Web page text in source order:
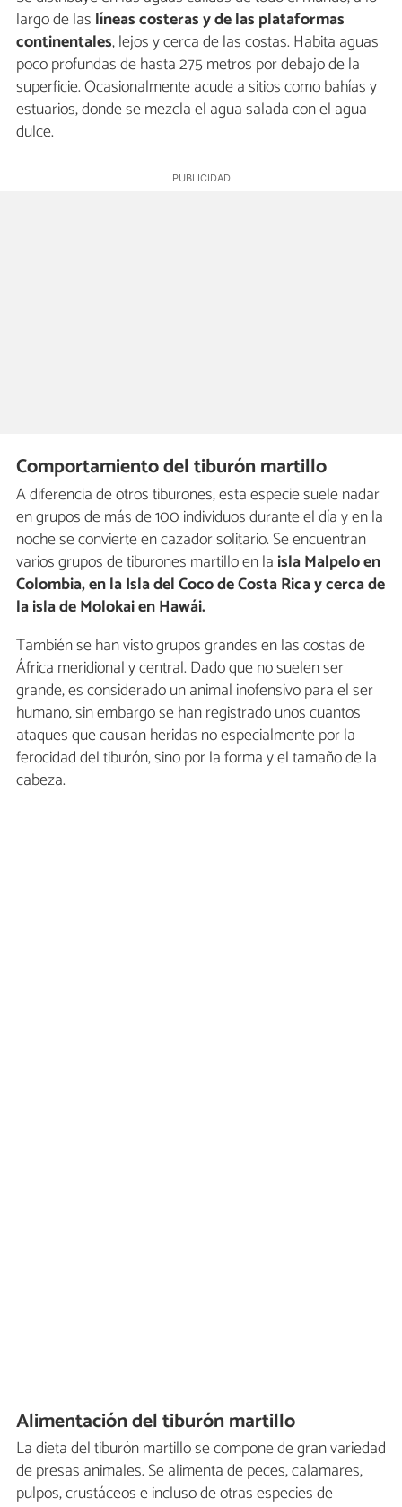
largo de las líneas costeras y de las plataformas
continentales, lejos y cerca de las costas. Habita aguas
poco profundas de hasta 275 metros por debajo de la
superficie. Ocasionalmente acude a sitios como bahías y
estuarios, donde se mezcla el agua salada con el agua
dulce.
Comportamiento del tiburón martillo
A diferencia de otros tiburones, esta especie suele nadar
en grupos de más de 100 individuos durante el día y en la
noche se convierte en cazador solitario. Se encuentran
varios grupos de tiburones martillo en la isla Malpelo en
Colombia, en la Isla del Coco de Costa Rica y cerca de
la isla de Molokai en Hawái.
También se han visto grupos grandes en las costas de
África meridional y central. Dado que no suelen ser
grande, es considerado un animal inofensivo para el ser
humano, sin embargo se han registrado unos cuantos
ataques que causan heridas no especialmente por la
ferocidad del tiburón, sino por la forma y el tamaño de la
cabeza.
Alimentación del tiburón martillo
La dieta del tiburón martillo se compone de gran variedad
de presas animales. Se alimenta de peces, calamares,
pulpos, crustáceos e incluso de otras especies de